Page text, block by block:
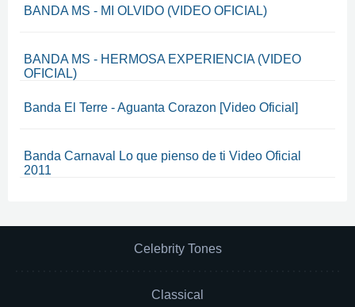
BANDA MS - MI OLVIDO (VIDEO OFICIAL)
BANDA MS - HERMOSA EXPERIENCIA (VIDEO
OFICIAL)
Banda El Terre - Aguanta Corazon [Video Oficial]
Banda Carnaval Lo que pienso de ti Video Oficial
2011
Celebrity Tones
Classical